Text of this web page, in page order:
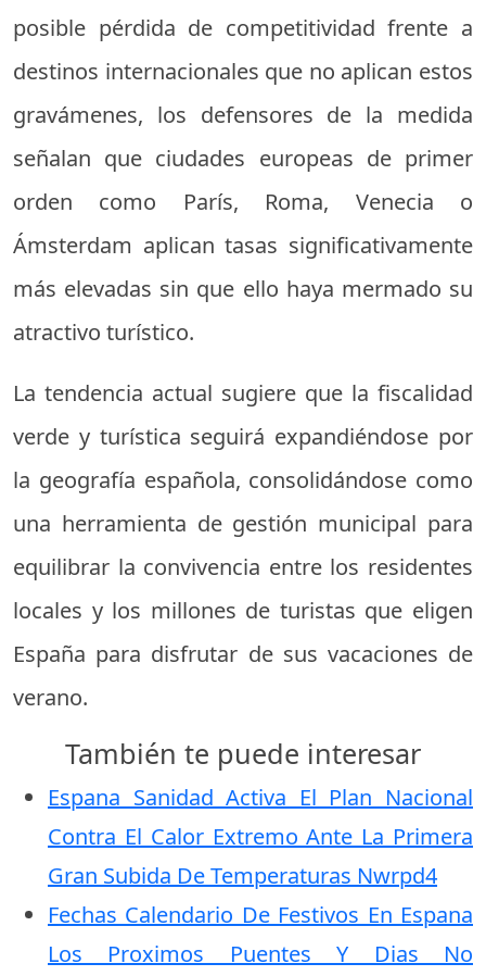
posible pérdida de competitividad frente a
destinos internacionales que no aplican estos
gravámenes, los defensores de la medida
señalan que ciudades europeas de primer
orden como París, Roma, Venecia o
Ámsterdam aplican tasas significativamente
más elevadas sin que ello haya mermado su
atractivo turístico.
La tendencia actual sugiere que la fiscalidad
verde y turística seguirá expandiéndose por
la geografía española, consolidándose como
una herramienta de gestión municipal para
equilibrar la convivencia entre los residentes
locales y los millones de turistas que eligen
España para disfrutar de sus vacaciones de
verano.
También te puede interesar
Espana Sanidad Activa El Plan Nacional
Contra El Calor Extremo Ante La Primera
Gran Subida De Temperaturas Nwrpd4
Fechas Calendario De Festivos En Espana
Los Proximos Puentes Y Dias No